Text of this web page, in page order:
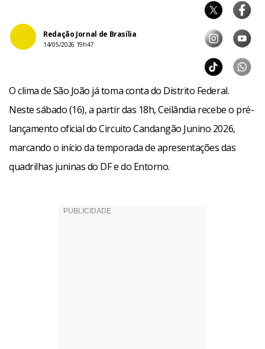
Redação Jornal de Brasília
14/05/2026 19h47
O clima de São João já toma conta do Distrito Federal.
Neste sábado (16), a partir das 18h, Ceilândia recebe o pré-
lançamento oficial do Circuito Candangão Junino 2026,
marcando o início da temporada de apresentações das
quadrilhas juninas do DF e do Entorno.